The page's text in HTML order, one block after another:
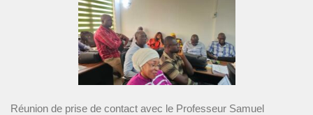
Réunion de prise de contact avec le Professeur Samuel